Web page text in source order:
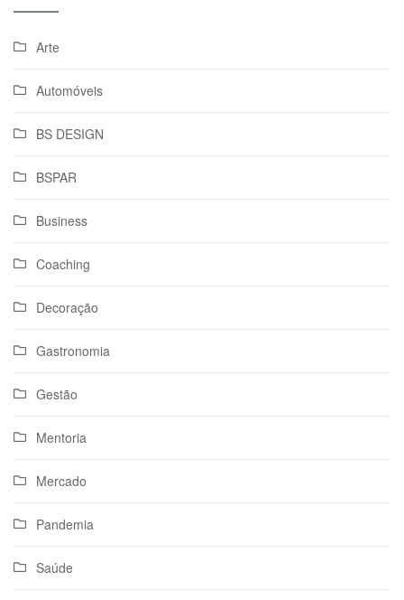
Arte
Automóveis
BS DESIGN
BSPAR
Business
Coaching
Decoração
Gastronomia
Gestão
Mentoria
Mercado
Pandemia
Saúde